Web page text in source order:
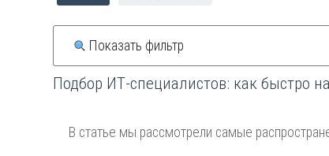
Показать фильтр
Подбор ИТ-специалистов: как быстро
В статье мы рассмотрели самые